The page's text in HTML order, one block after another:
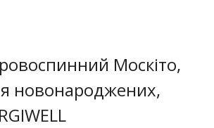
Москіто,
новонароджених,